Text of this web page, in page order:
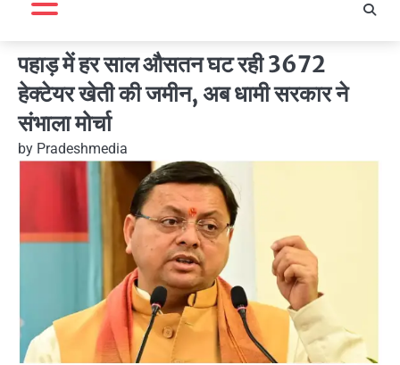
पहाड़ में हर साल औसतन घट रही 3672
हेक्टेयर खेती की जमीन, अब धामी सरकार ने
संभाला मोर्चा
by Pradeshmedia